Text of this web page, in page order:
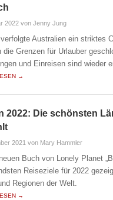
2022 von Jenny Jung
Australien ein striktes
die Grenzen für Urlauber
und Einreisen sind wieder
→
2022: Die schönsten
2021 von Mary Hammler
Buch von Lonely Planet
Reiseziele für 2022
Regionen der Welt.
→